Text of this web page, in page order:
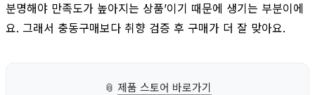
분명해야 만족도가 높아지는 상품’이기 때문에 생기는 부분이에
요. 그래서 충동구매보다 취향 검증 후 구매가 더 잘 맞아요.
📎 제품 스토어 바로가기